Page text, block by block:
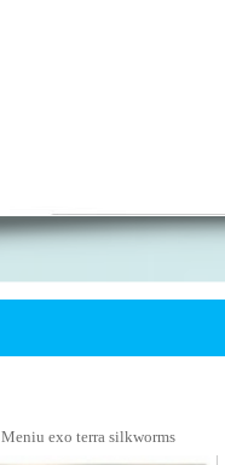
Meniu exo terra silkworms